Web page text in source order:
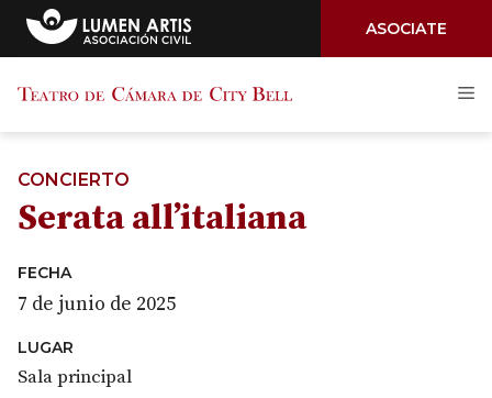
ASOCIATE
contenido
CONCIERTO
Serata all’italiana
FECHA
7 de junio de 2025
LUGAR
Sala principal